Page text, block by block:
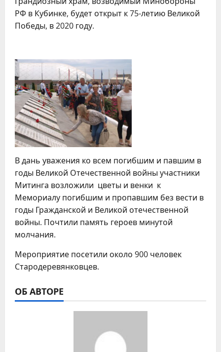
РФ в Кубинке, будет открыт к 75-летию Великой
Победы, в 2020 году.
В дань уважения ко всем погибшим и павшим в
годы Великой Отечественной войны участники
Митинга возложили цветы и венки к
Мемориалу погибшим и пропавшим без вести в
годы Гражданской и Великой отечественной
войны. Почтили память героев минутой
молчания.
Мероприятие посетили около 900 человек
Стародеревянковцев.
ОБ АВТОРЕ